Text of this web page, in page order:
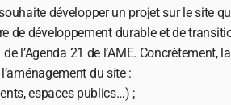
développer un projet sur le site
de développement durable et de
l’Agenda 21 de l’AME. Concrètement, la
du site :
espaces publics…) ;